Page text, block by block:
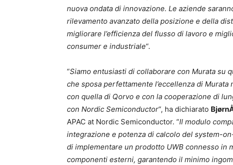
nuova ondata di innovazione. Le aziende
rilevamento avanzato della posizione e della
migliorare l’efficienza del flusso di lavoro e
consumer e industriale“.
“Siamo entusiasti di collaborare con Murata su
che sposa perfettamente l’eccellenza di
con quella di Qorvo e con la cooperazione di
con Nordic Semiconductor“, ha dichiarato
APAC at Nordic Semiconductor. “Il modulo
integrazione e potenza di calcolo del system-
di implementare un prodotto UWB connesso in
componenti esterni, garantendo il minimo